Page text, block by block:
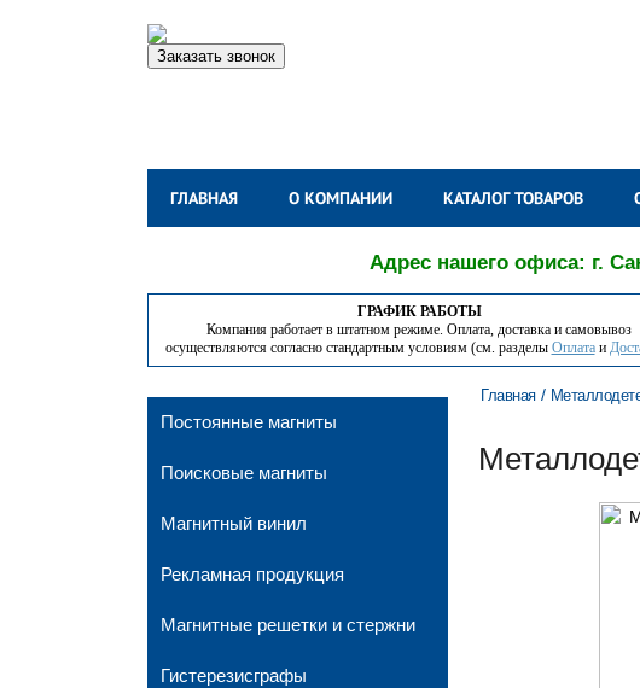
Заказать звонок
ГЛАВНАЯ О КОМПАНИИ КАТАЛОГ ТОВАРОВ
Адрес нашего офиса: г.
ГРАФИК РАБОТЫ
Компания работает в штатном режиме. Оплата, доставка и самовывоз
осуществляются согласно стандартным условиям (см. разделы Оплатаи
Постоянные магниты
Поисковые магниты
Магнитный винил
Рекламная продукция
Магнитные решетки и стержни
Гистерезисграфы
Главная/